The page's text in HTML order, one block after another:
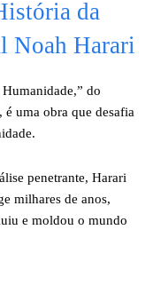
da
Noah Harari
do
uma obra que desafia
penetrante, Harari
milhares de anos,
e moldou o mundo